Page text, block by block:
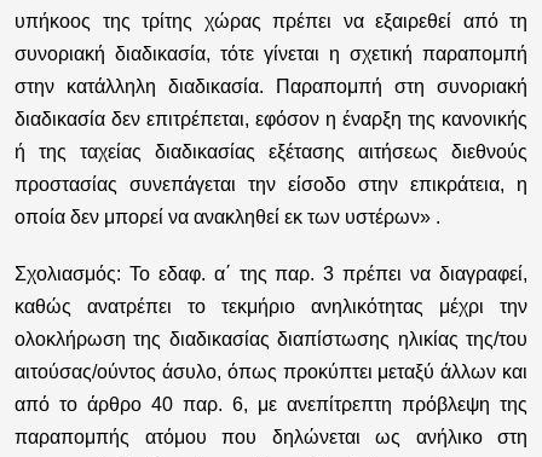
υπήκοος της τρίτης χώρας πρέπει να εξαιρεθεί από τη
συνοριακή διαδικασία, τότε γίνεται η σχετική παραπομπή
στην κατάλληλη διαδικασία. Παραπομπή στη συνοριακή
διαδικασία δεν επιτρέπεται, εφόσον η έναρξη της κανονικής
ή της ταχείας διαδικασίας εξέτασης αιτήσεως διεθνούς
προστασίας συνεπάγεται την είσοδο στην επικράτεια, η
οποία δεν μπορεί να ανακληθεί εκ των υστέρων» .
Σχολιασμός: Το εδαφ. α΄ της παρ. 3 πρέπει να διαγραφεί,
καθώς ανατρέπει το τεκμήριο ανηλικότητας μέχρι την
ολοκλήρωση της διαδικασίας διαπίστωσης ηλικίας της/του
αιτούσας/ούντος άσυλο, όπως προκύπτει μεταξύ άλλων και
από το άρθρο 40 παρ. 6, με ανεπίτρεπτη πρόβλεψη της
παραπομπής ατόμου που δηλώνεται ως ανήλικο στη